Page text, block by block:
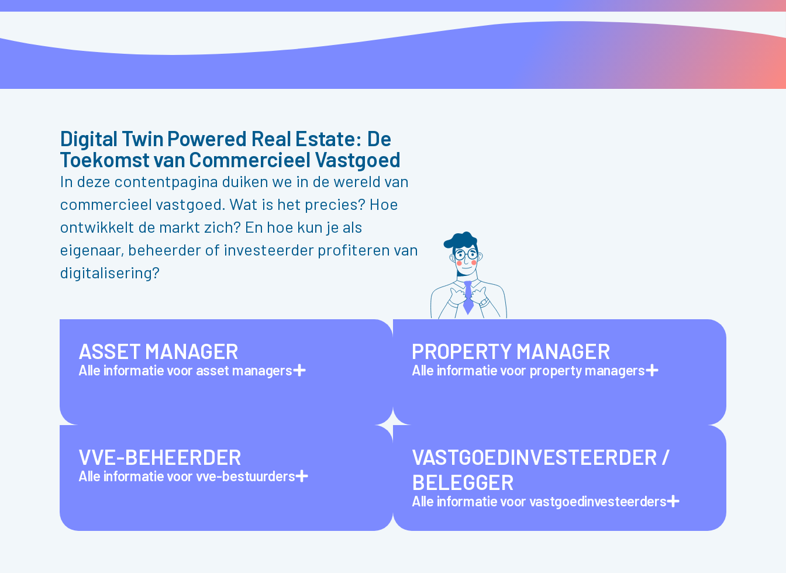
Digital Twin Powered Real Estate: De
Toekomst van Commercieel Vastgoed
In deze contentpagina duiken we in de wereld van
commercieel vastgoed. Wat is het precies? Hoe
ontwikkelt de markt zich? En hoe kun je als
eigenaar, beheerder of investeerder profiteren van
digitalisering?
ASSET MANAGER
Alle informatie voor asset managers
PROPERTY MANAGER
Alle informatie voor property managers
VVE-BEHEERDER
Alle informatie voor vve-bestuurders
VASTGOEDINVESTEERDER /
BELEGGER
Alle informatie voor vastgoedinvesteerders